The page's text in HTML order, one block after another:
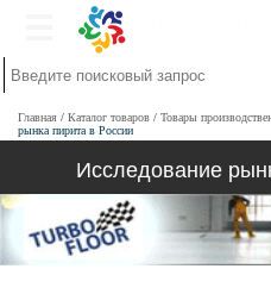
Главная Каталог товаров Товары
рынка пирита в России
Исследование